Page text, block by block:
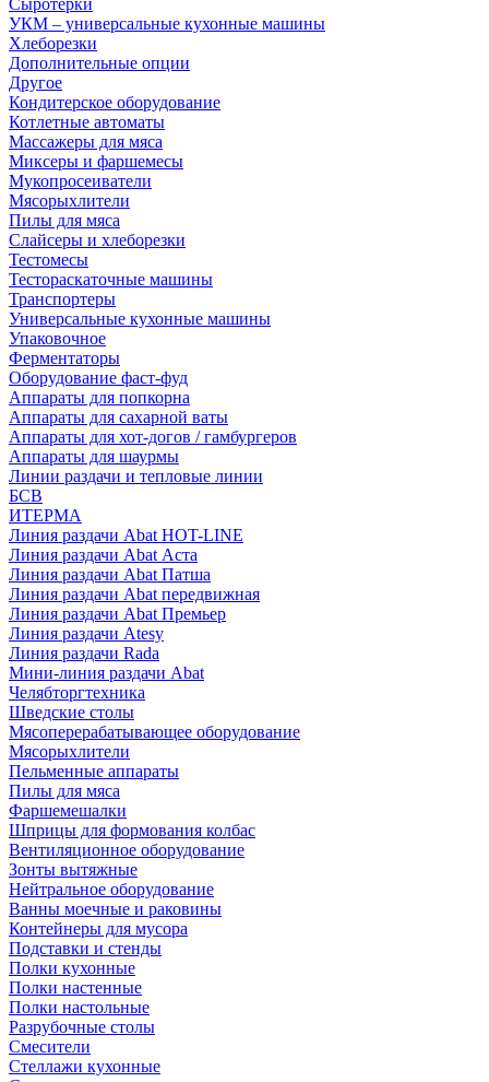
Сыротерки
УКМ – универсальные кухонные машины
Хлеборезки
Дополнительные опции
Другое
Кондитерское оборудование
Котлетные автоматы
Массажеры для мяса
Миксеры и фаршемесы
Мукопросеиватели
Мясорыхлители
Пилы для мяса
Слайсеры и хлеборезки
Тестомесы
Тестораскаточные машины
Транспортеры
Универсальные кухонные машины
Упаковочное
Ферментаторы
Оборудование фаст-фуд
Аппараты для попкорна
Аппараты для сахарной ваты
Аппараты для хот-догов / гамбургеров
Аппараты для шаурмы
Линии раздачи и тепловые линии
БСВ
ИТЕРМА
Линия раздачи Abat HOT-LINE
Линия раздачи Abat Аста
Линия раздачи Abat Патша
Линия раздачи Abat передвижная
Линия раздачи Abat Премьер
Линия раздачи Atesy
Линия раздачи Rada
Мини-линия раздачи Abat
Челябторгтехника
Шведские столы
Мясоперерабатывающее оборудование
Мясорыхлители
Пельменные аппараты
Пилы для мяса
Фаршемешалки
Шприцы для формования колбас
Вентиляционное оборудование
Зонты вытяжные
Нейтральное оборудование
Ванны моечные и раковины
Контейнеры для мусора
Подставки и стенды
Полки кухонные
Полки настенные
Полки настольные
Разрубочные столы
Смесители
Стеллажи кухонные